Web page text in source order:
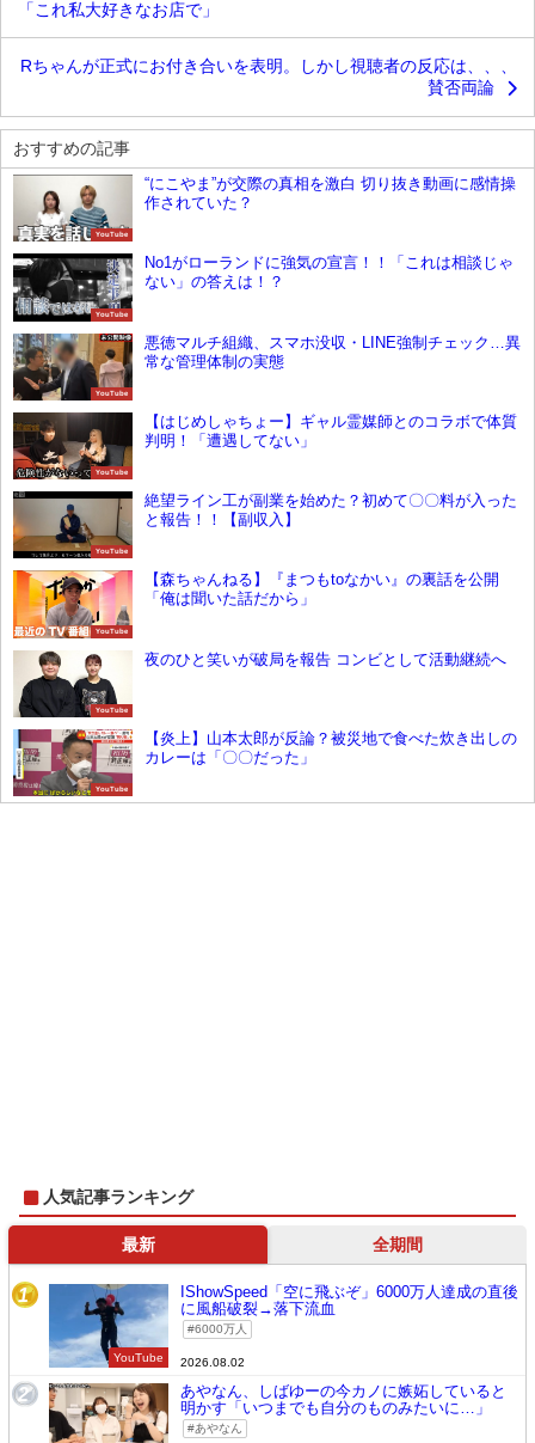
「これ私大好きなお店で」
Rちゃんが正式にお付き合いを表明。しかし視聴者の反応は、、、
賛否両論
おすすめの記事
YouTube
“にこやま”が交際の真相を激白 切り抜き動画に感情操
作されていた？
YouTube
No1がローランドに強気の宣言！！「これは相談じゃ
ない」の答えは！？
YouTube
悪徳マルチ組織、スマホ没収・LINE強制チェック…異
常な管理体制の実態
YouTube
【はじめしゃちょー】ギャル霊媒師とのコラボで体質
判明！「遭遇してない」
YouTube
絶望ライン工が副業を始めた？初めて〇〇料が入った
と報告！！【副収入】
YouTube
【森ちゃんねる】『まつもtoなかい』の裏話を公開
「俺は聞いた話だから」
YouTube
夜のひと笑いが破局を報告 コンビとして活動継続へ
YouTube
【炎上】山本太郎が反論？被災地で食べた炊き出しの
カレーは「〇〇だった」
人気記事ランキング
最新 全期間
1
YouTube
IShowSpeed「空に飛ぶぞ」6000万人達成の直後
に風船破裂→落下流血
6000万人
2026.08.02
2
あやなん、しばゆーの今カノに嫉妬していると
明かす「いつまでも自分のものみたいに…」
あやなん